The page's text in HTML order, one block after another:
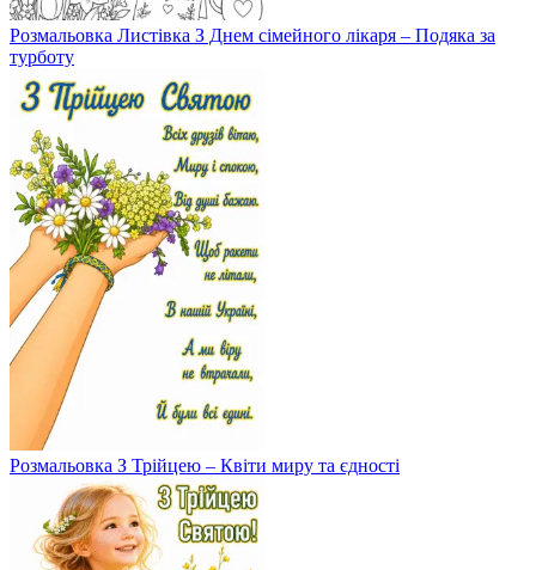
Розмальовка Листівка З Днем сімейного лікаря – Подяка за
турботу
Розмальовка З Трійцею – Квіти миру та єдності